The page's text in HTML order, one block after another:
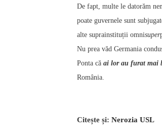
De fapt, multe le datorăm
poate guvernele sunt
alte suprainstituții omnisuper
Nu prea văd Germania
Ponta că ai lor au furat mai
România.
Citește și: Nerozia USL